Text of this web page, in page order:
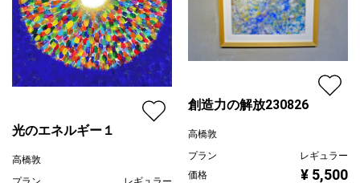
光のエネルギー１
高橋敦
創造力の解放230826
高橋敦
プラン
レギュラー
価格
¥ 5,500